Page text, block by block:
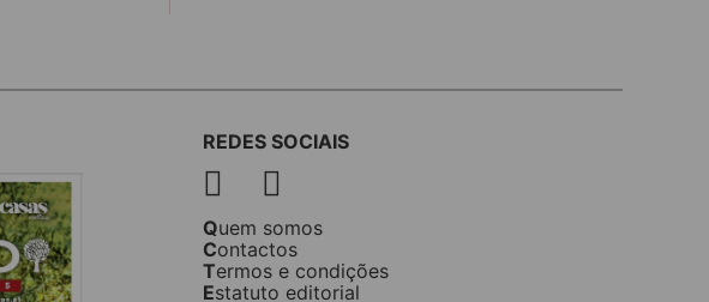
REDES SOCIAIS
Quem somos
Contactos
Termos e condições
Estatuto editorial